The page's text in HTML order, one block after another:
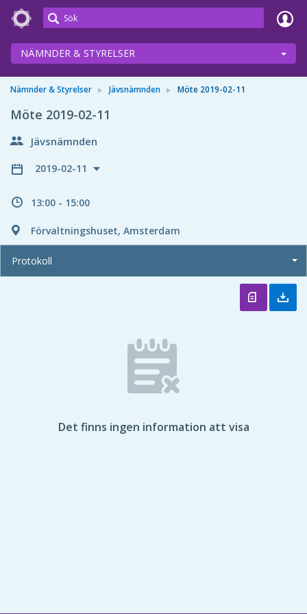
Meetings+
NÄMNDER & STYRELSER
Nämnder & Styrelser Jävsnämnden Möte 2019-02-11
Möte 2019-02-11
Jävsnämnden
2019-02-11
13:00 - 15:00
Förvaltningshuset, Amsterdam
Protokoll
Det finns ingen information att visa